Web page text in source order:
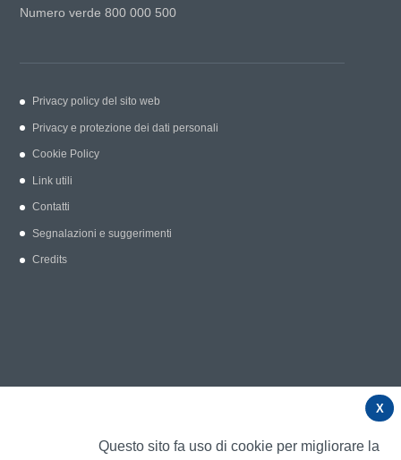
Numero verde 800 000 500
Privacy policy del sito web
Privacy e protezione dei dati personali
Cookie Policy
Link utili
Contatti
Segnalazioni e suggerimenti
Credits
X
Questo sito fa uso di cookie per migliorare la